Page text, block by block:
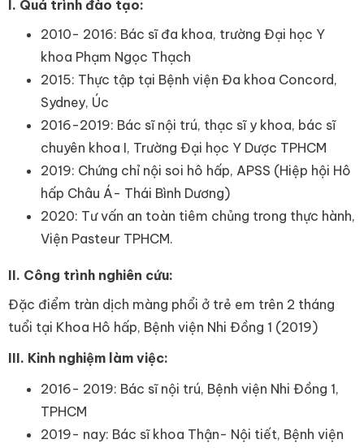
I. Quá trình đào tạo:
2010- 2016: Bác sĩ đa khoa, trường Đại học Y
khoa Phạm Ngọc Thạch
2015: Thực tập tại Bệnh viện Đa khoa Concord,
Sydney, Úc
2016-2019: Bác sĩ nội trú, thạc sĩ y khoa, bác sĩ
chuyên khoa I, Trường Đại học Y Dược TPHCM
2019: Chứng chỉ nội soi hô hấp, APSS (Hiệp hội Hô
hấp Châu Á- Thái Bình Dương)
2020: Tư vấn an toàn tiêm chủng trong thực hành,
Viện Pasteur TPHCM.
II. Công trình nghiên cứu:
Đặc điểm tràn dịch màng phổi ở trẻ em trên 2 tháng
tuổi tại Khoa Hô hấp, Bệnh viện Nhi Đồng 1 (2019)
III. Kinh nghiệm làm việc:
2016- 2019: Bác sĩ nội trú, Bệnh viện Nhi Đồng 1,
TPHCM
2019- nay: Bác sĩ khoa Thận- Nội tiết, Bệnh viện